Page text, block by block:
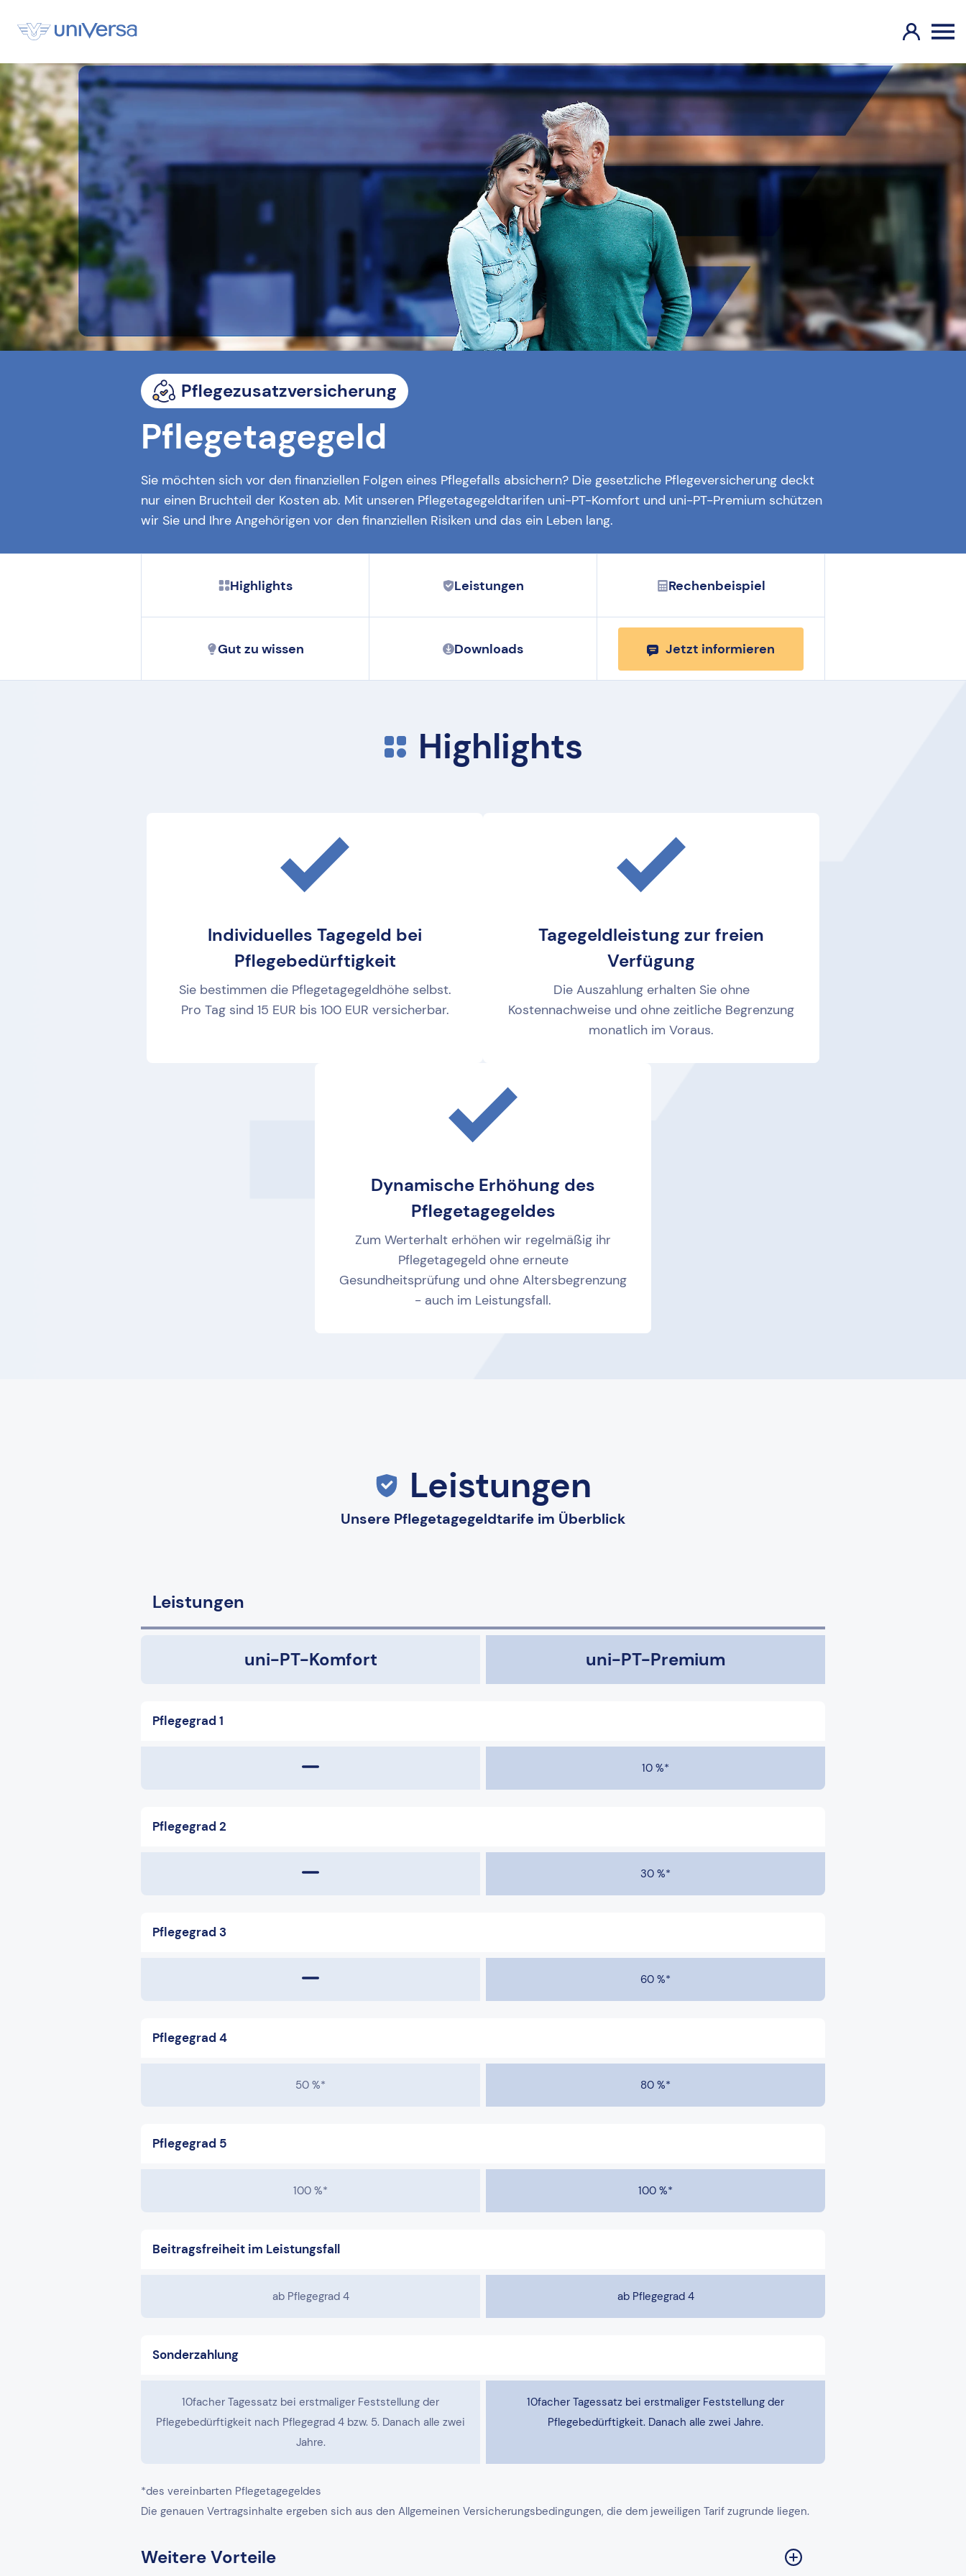
Pflegezusatzversicherung
Pflegetagegeld
Sie möchten sich vor den finanziellen Folgen eines Pflegefalls absichern? Die gesetzliche Pflegeversicherung deckt
nur einen Bruchteil der Kosten ab. Mit unseren Pflegetagegeldtarifen uni-PT-Komfort und uni-PT-Premium schützen
wir Sie und Ihre Angehörigen vor den finanziellen Risiken und das ein Leben lang.
Highlights Leistungen Rechenbeispiel
Gut zu wissen Downloads Jetzt informieren
Highlights
Individuelles Tagegeld bei
Pflegebedürftigkeit
Sie bestimmen die Pflegetagegeldhöhe selbst.
Pro Tag sind 15 EUR bis 100 EUR versicherbar.
Tagegeldleistung zur freien
Verfügung
Die Auszahlung erhalten Sie ohne
Kostennachweise und ohne zeitliche Begrenzung
monatlich im Voraus.
Dynamische Erhöhung des
Pflegetagegeldes
Zum Werterhalt erhöhen wir regelmäßig ihr
Pflegetagegeld ohne erneute
Gesundheitsprüfung und ohne Altersbegrenzung
- auch im Leistungsfall.
Leistungen
Unsere Pflegetagegeldtarife im Überblick
Leistungen
uni-PT-Komfort uni-PT-Premium
Pflegegrad 1
10 %*
Pflegegrad 2
30 %*
Pflegegrad 3
60 %*
Pflegegrad 4
50 %* 80 %*
Pflegegrad 5
100 %* 100 %*
Beitragsfreiheit im Leistungsfall
ab Pflegegrad 4 ab Pflegegrad 4
Sonderzahlung
10facher Tagessatz bei erstmaliger Feststellung der
Pflegebedürftigkeit nach Pflegegrad 4 bzw. 5. Danach alle zwei
Jahre.
10facher Tagessatz bei erstmaliger Feststellung der
Pflegebedürftigkeit. Danach alle zwei Jahre.
*des vereinbarten Pflegetagegeldes
Die genauen Vertragsinhalte ergeben sich aus den Allgemeinen Versicherungsbedingungen, die dem jeweiligen Tarif zugrunde liegen.
Weitere Vorteile